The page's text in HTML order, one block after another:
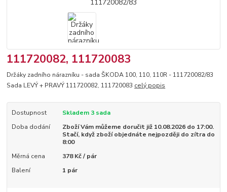
111720082, 111720083
Držáky zadního nárazníku - sada ŠKODA 100, 110, 110R - 111720082/83
Sada LEVÝ + PRAVÝ 111720082, 111720083 celý popis
Dostupnost
Skladem 3 sada
Doba dodání
Zboží Vám můžeme doručit již 10.08.2026 do 17:00.
Stačí, když zboží objednáte nejpozději do zítra do
8:00
Měrná cena
378 Kč / pár
Balení
1 pár